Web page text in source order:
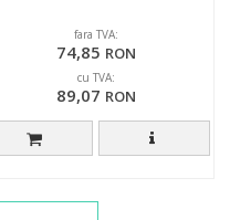
fara TVA:
74,85 RON
cu TVA:
89,07 RON